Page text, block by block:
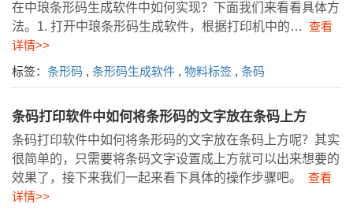
在中琅条形码生成软件中如何实现？下面我们来看看具体方
法。1. 打开中琅条形码生成软件，根据打印机中的… 查看
详情>>
标签： 条形码 , 条形码生成软件 , 物料标签 , 条码
条码打印软件中如何将条形码的文字放在条码上方
条码打印软件中如何将条形码的文字放在条码上方呢？其实
很简单的，只需要将条码文字设置成上方就可以出来想要的
效果了，接下来我们一起来看下具体的操作步骤吧。
查看
详情>>